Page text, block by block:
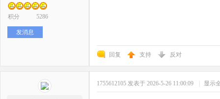
积分 5286
发消息
回复 支持 反对
1755612105 发表于 2026-5-26 11:00:09 | 显示